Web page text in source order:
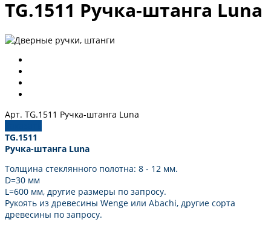
TG.1511 Ручка-штанга Luna
Арт. TG.1511 Ручка-штанга Luna
TG.1511
Ручка-штанга Luna
​Толщина стеклянного полотна: 8 - 12 мм.
D=30 мм
L=600 мм, другие размеры по запросу.
Рукоять из древесины Wenge или Abachi, другие сорта
древесины по запросу.